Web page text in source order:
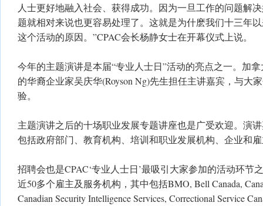
人士更好地融入社会、获得成功。因为一旦工作的问题解
题就相对来说也更容易处理了。这就是为什麽我们十三年
这个活动的原因。”CPAC会长杨静女士在开幕仪式上说。
今年的主题演讲是本届“专业人士日”活动的亮点之一。加拿
的华裔企业家吴庆华(Royson Ng)先生担任主讲嘉宾，与大
验。
主题演讲之后的十场职业发展专题讲座也是广受欢迎。演
包括政府部门、教育机构、培训和职业发展机构、企业和
招聘会也是CPAC‘专业人士日’最吸引大家参加的活动环节
近50多个雇主及服务机构，其中包括BMO, Bell Canada,
Canadian Security Intelligence Services, Correctional Service